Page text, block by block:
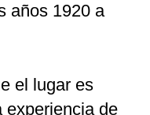
años 1920 a
el lugar es
experiencia de